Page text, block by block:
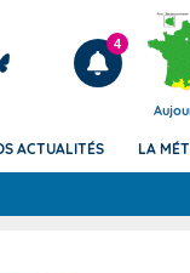
Articles
4
ACTUALITÉS LA